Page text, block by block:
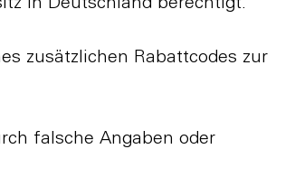
zusätzlichen Rabattcodes zur
falsche Angaben oder